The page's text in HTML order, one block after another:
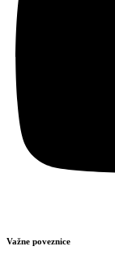
Važne poveznice